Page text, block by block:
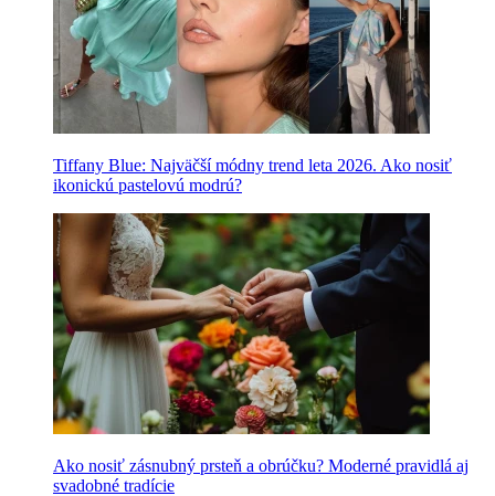
Tiffany Blue: Najväčší módny trend leta 2026. Ako nosiť
ikonickú pastelovú modrú?
Ako nosiť zásnubný prsteň a obrúčku? Moderné pravidlá aj
svadobné tradície